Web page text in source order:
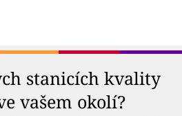
stanicích kvality
vašem okolí?